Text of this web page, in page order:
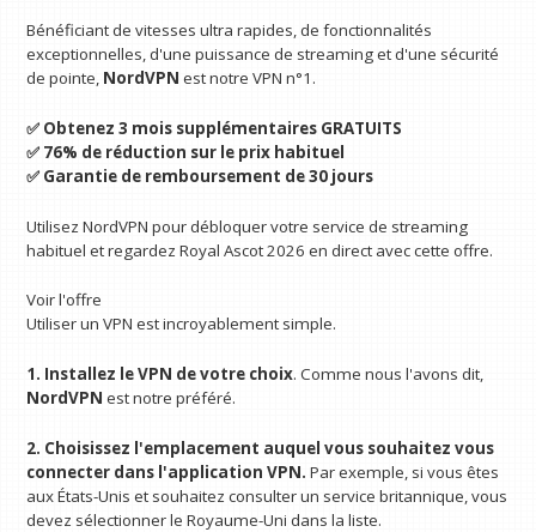
Bénéficiant de vitesses ultra rapides, de fonctionnalités
exceptionnelles, d'une puissance de streaming et d'une sécurité
de pointe, NordVPN est notre VPN n°1.
✅ Obtenez 3 mois supplémentaires GRATUITS
✅ 76% de réduction sur le prix habituel
✅ Garantie de remboursement de 30 jours
Utilisez NordVPN pour débloquer votre service de streaming
habituel et regardez Royal Ascot 2026 en direct avec cette offre.
Voir l'offre
Utiliser un VPN est incroyablement simple.
1. Installez le VPN de votre choix. Comme nous l'avons dit,
NordVPN est notre préféré.
2. Choisissez l'emplacement auquel vous souhaitez vous
connecter dans l'application VPN.Par exemple, si vous êtes
aux États-Unis et souhaitez consulter un service britannique, vous
devez sélectionner le Royaume-Uni dans la liste.